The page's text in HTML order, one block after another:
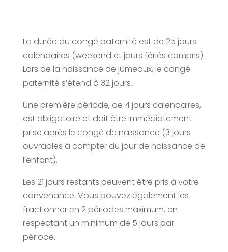
La durée du congé paternité est de 25 jours
calendaires (weekend et jours fériés compris).
Lors de la naissance de jumeaux, le congé
paternité s’étend à 32 jours.
Une première période, de 4 jours calendaires,
est obligatoire et doit être immédiatement
prise après le congé de naissance (3 jours
ouvrables à compter du jour de naissance de
l’enfant).
Les 21 jours restants peuvent être pris à votre
convenance. Vous pouvez également les
fractionner en 2 périodes maximum, en
respectant un minimum de 5 jours par
période.